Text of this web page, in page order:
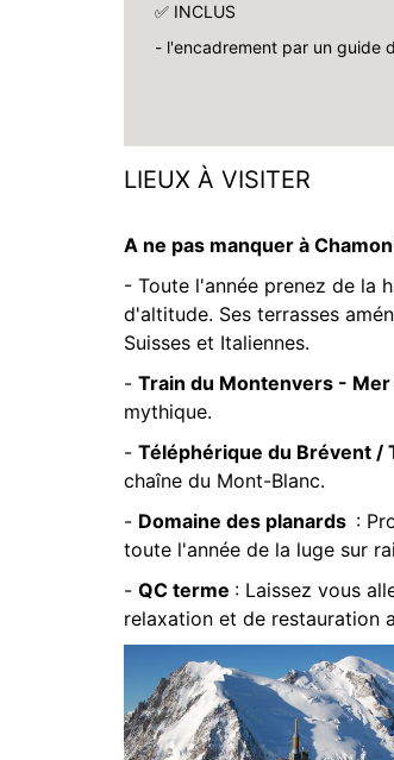
✅ INCLUS
- l'encadrement par un guide
LIEUX À VISITER
A ne pas manquer à
- Toute l'année prenez de la
d'altitude. Ses terrasses
Suisses et Italiennes.
- Train du Montenvers - Mer
mythique.
- Téléphérique du Brévent /
chaîne du Mont-Blanc.
- Domaine des planards :
toute l'année de la luge sur
- QC terme : Laissez vous
relaxation et de restauration